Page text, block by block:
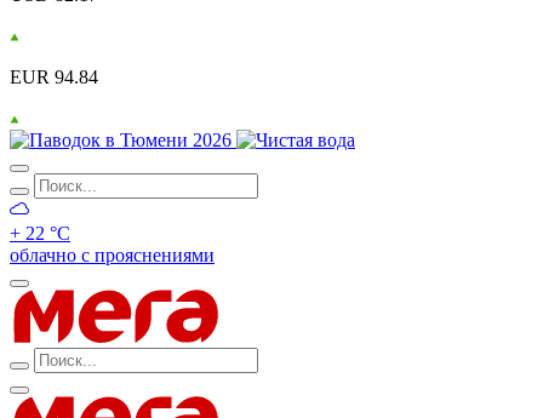
EUR 94.84
+ 22 °С
облачно с прояснениями